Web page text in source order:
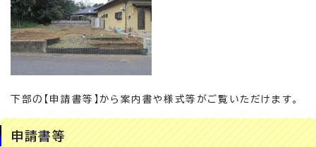
下部の【申請書等】から案内書や様式等がご覧いただけます。
申請書等